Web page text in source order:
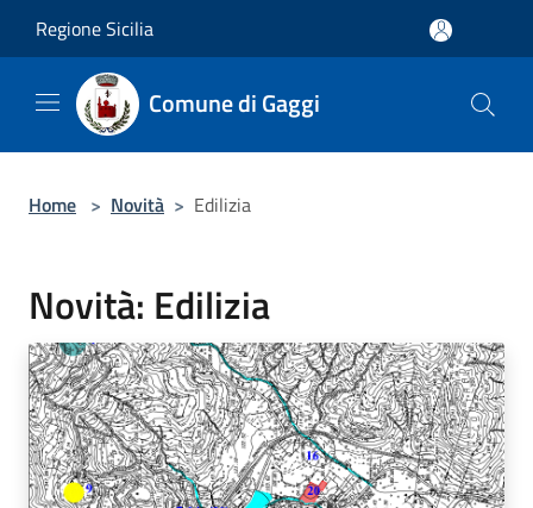
Regione Sicilia
Comune di Gaggi
Home > Novità > Edilizia
Novità: Edilizia